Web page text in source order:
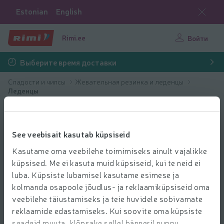
See veebisait kasutab küpsiseid
Kasutame oma veebilehe toimimiseks ainult vajalikke
küpsised. Me ei kasuta muid küpsiseid, kui te neid ei
luba. Küpsiste lubamisel kasutame esimese ja
kolmanda osapoole jõudlus- ja reklaamiküpsiseid oma
veebilehe täiustamiseks ja teie huvidele sobivamate
reklaamide edastamiseks. Kui soovite oma küpsiste
Estonian English
Rimi.ee Войти
Выберите время доставки
Сладости и чипсы
Жевательная резинка и леденцы
Леденцы